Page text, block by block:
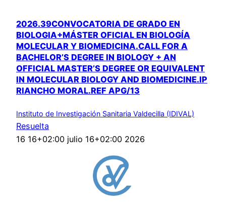
2026.39CONVOCATORIA DE GRADO EN
BIOLOGIA+MÁSTER OFICIAL EN BIOLOGÍA
MOLECULAR Y BIOMEDICINA.CALL FOR A
BACHELOR’S DEGREE IN BIOLOGY + AN
OFFICIAL MASTER’S DEGREE OR EQUIVALENT
IN MOLECULAR BIOLOGY AND BIOMEDICINE.IP
RIANCHO MORAL.REF APG/13
Instituto de Investigación Sanitaria Valdecilla (IDIVAL)
Resuelta
16 16+02:00 julio 16+02:00 2026